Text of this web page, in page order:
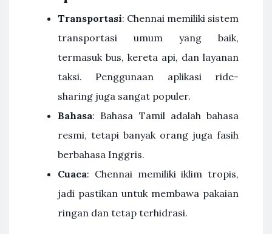
Transportasi: Chennai memiliki sistem
transportasi umum yang baik,
termasuk bus, kereta api, dan layanan
taksi. Penggunaan aplikasi ride-
sharing juga sangat populer.
Bahasa: Bahasa Tamil adalah bahasa
resmi, tetapi banyak orang juga fasih
berbahasa Inggris.
Cuaca: Chennai memiliki iklim tropis,
jadi pastikan untuk membawa pakaian
ringan dan tetap terhidrasi.